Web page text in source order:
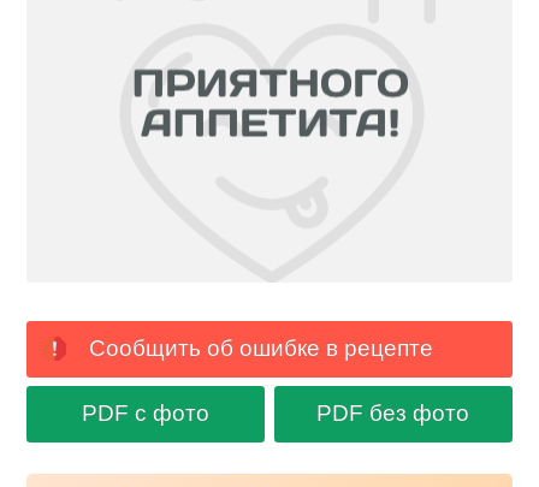
Сообщить об ошибке в рецепте
PDF с фото PDF без фото